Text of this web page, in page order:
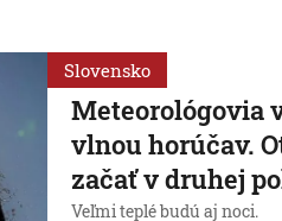
Slovensko
Meteorológovia
vlnou horúčav.
začať v druhej
Veľmi teplé budú aj noci.